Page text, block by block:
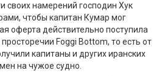
своих намерений господин Хук
чтобы капитан Кумар мог
оферта действительно поступила
Foggi Bottom, то есть от
капитаны и других иранских
на чужое судно.